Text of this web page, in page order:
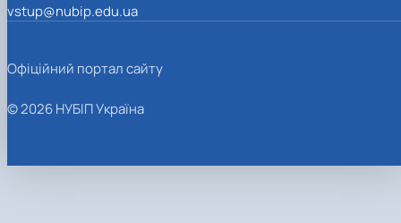
vstup@nubip.edu.ua
Офіційний портал сайту
© 2026 НУБІП Україна